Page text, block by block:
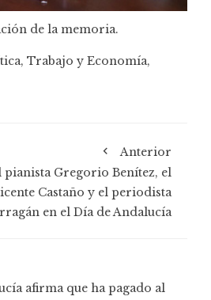
de la memoria.
, Trabajo y Economía,
Anterior
pianista Gregorio Benítez, el
Castaño y el periodista
en el Día de Andalucía
afirma que ha pagado al